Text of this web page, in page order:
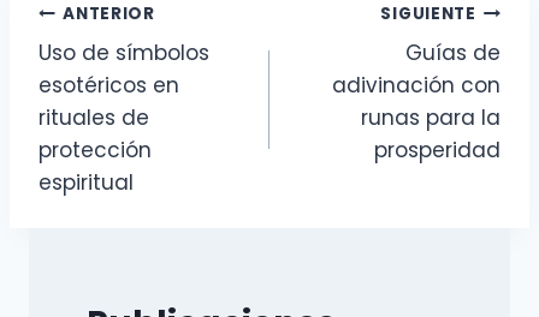
Navegación
de
entradas
ANTERIOR
Uso de símbolos
esotéricos en
rituales de
protección
espiritual
SIGUIENTE
Guías de
adivinación con
runas para la
prosperidad